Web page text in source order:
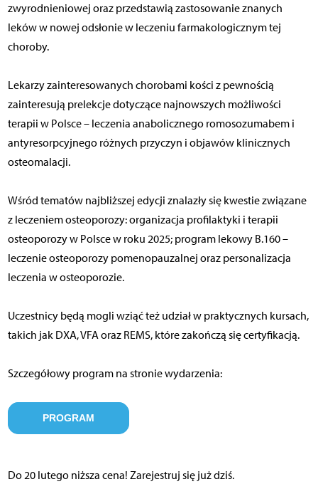
zwyrodnieniowej oraz przedstawią zastosowanie znanych
leków w nowej odsłonie w leczeniu farmakologicznym tej
choroby.
Lekarzy zainteresowanych chorobami kości z pewnością
zainteresują prelekcje dotyczące najnowszych możliwości
terapii w Polsce – leczenia anabolicznego romosozumabem i
antyresorpcyjnego różnych przyczyn i objawów klinicznych
osteomalacji.
Wśród tematów najbliższej edycji znalazły się kwestie związane
z leczeniem osteoporozy: organizacja profilaktyki i terapii
osteoporozy w Polsce w roku 2025; program lekowy B.160 –
leczenie osteoporozy pomenopauzalnej oraz personalizacja
leczenia w osteoporozie.
Uczestnicy będą mogli wziąć też udział w praktycznych kursach,
takich jak DXA, VFA oraz REMS, które zakończą się certyfikacją.
Szczegółowy program na stronie wydarzenia:
PROGRAM
Do 20 lutego niższa cena! Zarejestruj się już dziś.